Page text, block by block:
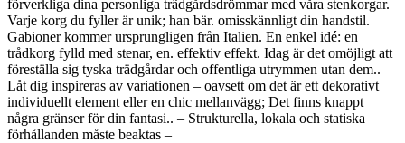
förverkliga dina personliga trädgårdsdrömmar med våra stenkorgar.
Varje korg du fyller är unik; han bär. omisskännligt din handstil.
Gabioner kommer ursprungligen från Italien. En enkel idé: en
trådkorg fylld med stenar, en. effektiv effekt. Idag är det omöjligt att
föreställa sig tyska trädgårdar och offentliga utrymmen utan dem..
Låt dig inspireras av variationen – oavsett om det är ett dekorativt
individuellt element eller en chic mellanvägg; Det finns knappt
några gränser för din fantasi.. – Strukturella, lokala och statiska
förhållanden måste beaktas –